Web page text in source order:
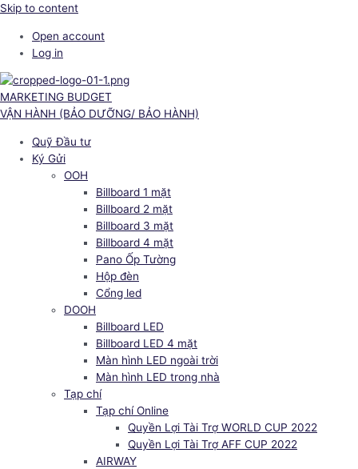
Skip to content
Open account
Log in
MARKETING BUDGET
VẬN HÀNH (BẢO DƯỠNG/ BẢO HÀNH)
Quỹ Đầu tư
Ký Gửi
OOH
Billboard 1 mặt
Billboard 2 mặt
Billboard 3 mặt
Billboard 4 mặt
Pano Ốp Tường
Hộp đèn
Cổng led
DOOH
Billboard LED
Billboard LED 4 mặt
Màn hình LED ngoài trời
Màn hình LED trong nhà
Tạp chí
Tạp chí Online
Quyền Lợi Tài Trợ WORLD CUP 2022
Quyền Lợi Tài Trợ AFF CUP 2022
AIRWAY